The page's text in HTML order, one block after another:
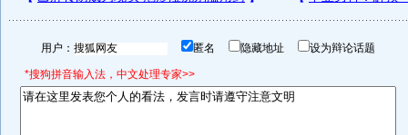
用户： 匿名 隐藏地址 设为辩论话题
*搜狗拼音输入法，中文处理专家>>